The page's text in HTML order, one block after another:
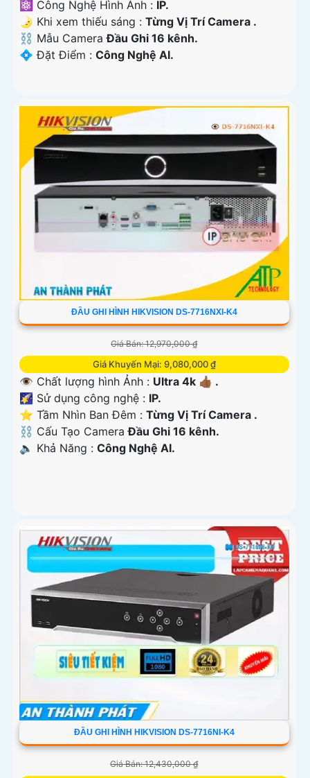
⚛️ Công Nghệ Hình Ảnh : IP.
🌛 Khi xem thiếu sáng : Từng Vị Trí Camera .
⛓ Mẫu CameraĐầu Ghi 16 kênh.
️💠 Đặt Điểm : Công Nghệ AI.
ĐẦU GHI HÌNH HIKVISION DS-7716NXI-K4
Giá Bán: 12,970,000 ₫
Giá Khuyến Mại: 9,080,000 ₫
👁 Chất lượng hình Ảnh : Ultra 4k 👍🏾 .
🌠 Sử dụng công nghệ : IP.
⭐ Tầm Nhìn Ban Đêm : Từng Vị Trí Camera .
⛓ Cấu Tạo CameraĐầu Ghi 16 kênh.
️🔈 Khả Năng : Công Nghệ AI.
ĐẦU GHI HÌNH HIKVISION DS-7716NI-K4
Giá Bán: 12,430,000 ₫